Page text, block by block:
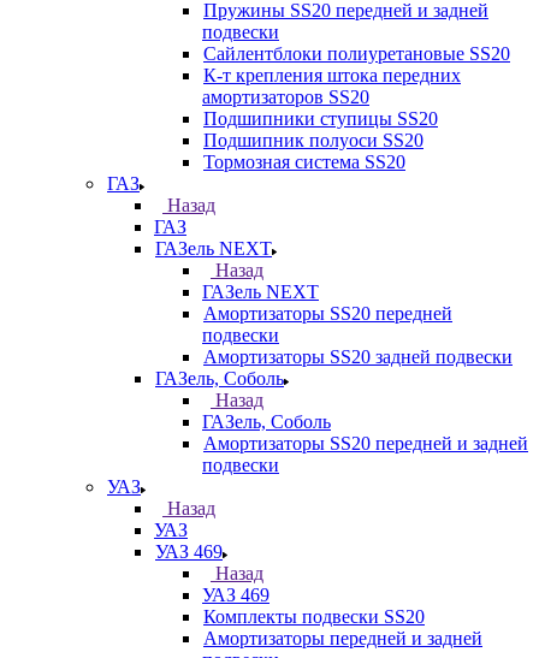
Пружины SS20 передней и задней
подвески
Сайлентблоки полиуретановые SS20
К-т крепления штока передних
амортизаторов SS20
Подшипники ступицы SS20
Подшипник полуоси SS20
Тормозная система SS20
ГАЗ
Назад
ГАЗ
ГАЗель NEXT
Назад
ГАЗель NEXT
Амортизаторы SS20 передней
подвески
Амортизаторы SS20 задней подвески
ГАЗель, Соболь
Назад
ГАЗель, Соболь
Амортизаторы SS20 передней и задней
подвески
УАЗ
Назад
УАЗ
УАЗ 469
Назад
УАЗ 469
Комплекты подвески SS20
Амортизаторы передней и задней